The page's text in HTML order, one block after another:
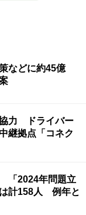
などに約45億
協力 ドライバー
継拠点「コネク
「2024年問題立
計158人 例年と